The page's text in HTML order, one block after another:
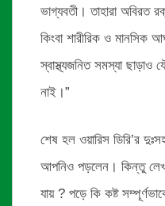
ভাগ্যবতী। তাহারা অবিরত
কিংবা শারীরিক ও মানসিক
স্বাস্থ্যজনিত সমস্যা
নাই।”
শেষ হল ওয়ারিস ডিরি’র
আপনিও পড়লেন। কিন্তু লেখা
যায় ? পড়ে কি কষ্ট